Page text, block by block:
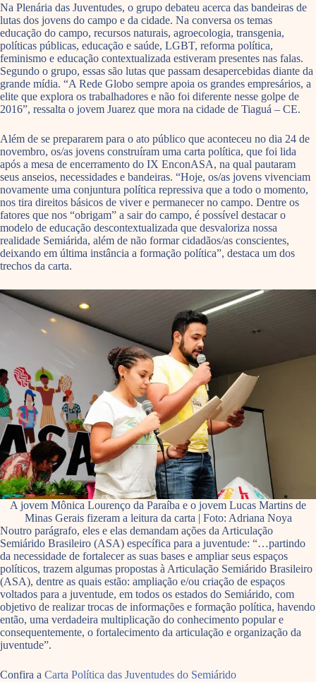
Na Plenária das Juventudes, o grupo debateu acerca das bandeiras de
lutas dos jovens do campo e da cidade. Na conversa os temas
educação do campo, recursos naturais, agroecologia, transgenia,
políticas públicas, educação e saúde, LGBT, reforma política,
feminismo e educação contextualizada estiveram presentes nas falas.
Segundo o grupo, essas são lutas que passam desapercebidas diante da
grande mídia. “A Rede Globo sempre apoia os grandes empresários, a
elite que explora os trabalhadores e não foi diferente nesse golpe de
2016”, ressalta o jovem Juarez que mora na cidade de Tiaguá – CE.
Além de se prepararem para o ato público que aconteceu no dia 24 de
novembro, os/as jovens construíram uma carta política, que foi lida
após a mesa de encerramento do IX EnconASA, na qual pautaram
seus anseios, necessidades e bandeiras. “Hoje, os/as jovens vivenciam
novamente uma conjuntura política repressiva que a todo o momento,
nos tira direitos básicos de viver e permanecer no campo. Dentre os
fatores que nos “obrigam” a sair do campo, é possível destacar o
modelo de educação descontextualizada que desvaloriza nossa
realidade Semiárida, além de não formar cidadãos/as conscientes,
deixando em última instância a formação política”, destaca um dos
trechos da carta.
A jovem Mônica Lourenço da Paraíba e o jovem Lucas Martins de
Minas Gerais fizeram a leitura da carta | Foto: Adriana Noya
Noutro parágrafo, eles e elas demandam ações da Articulação
Semiárido Brasileiro (ASA) específica para a juventude: “…partindo
da necessidade de fortalecer as suas bases e ampliar seus espaços
políticos, trazem algumas propostas à Articulação Semiárido Brasileiro
(ASA), dentre as quais estão: ampliação e/ou criação de espaços
voltados para a juventude, em todos os estados do Semiárido, com
objetivo de realizar trocas de informações e formação política, havendo
então, uma verdadeira multiplicação do conhecimento popular e
consequentemente, o fortalecimento da articulação e organização da
juventude”.
Confira a Carta Política das Juventudes do Semiárido